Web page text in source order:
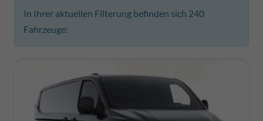
In Ihrer aktuellen Filterung befinden sich 240
Fahrzeuge: